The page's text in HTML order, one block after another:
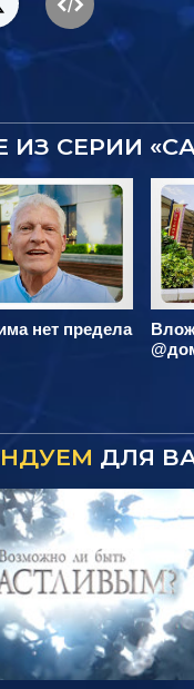
ИЗ СЕРИИ
нет предела
ДЛЯ